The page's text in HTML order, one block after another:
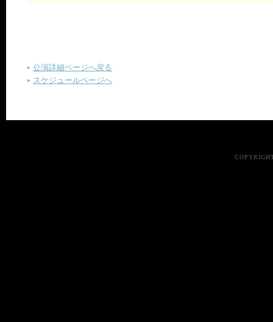
公演詳細ページへ戻る
スケジュールページへ